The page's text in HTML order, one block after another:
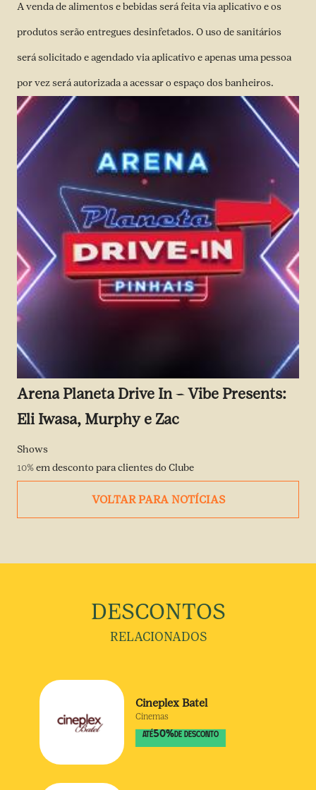
A venda de alimentos e bebidas será feita via aplicativo e os
produtos serão entregues desinfetados. O uso de sanitários
será solicitado e agendado via aplicativo e apenas uma pessoa
por vez será autorizada a acessar o espaço dos banheiros.
Arena Planeta Drive In – Vibe Presents:
Eli Iwasa, Murphy e Zac
Shows
10%em desconto para clientes do Clube
VOLTAR PARA NOTÍCIAS
DESCONTOS
RELACIONADOS
Cineplex Batel
Cinemas
ATÉ50% DE DESCONTO